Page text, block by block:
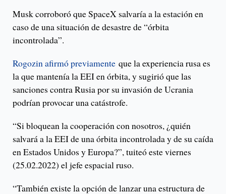
Musk corroboró que SpaceX salvaría a la estación en
caso de una situación de desastre de “órbita
incontrolada”.
Rogozin afirmó previamente que la experiencia rusa es
la que mantenía la EEI en órbita, y sugirió que las
sanciones contra Rusia por su invasión de Ucrania
podrían provocar una catástrofe.
“Si bloquean la cooperación con nosotros, ¿quién
salvará a la EEI de una órbita incontrolada y de su caída
en Estados Unidos y Europa?”, tuiteó este viernes
(25.02.2022) el jefe espacial ruso.
“También existe la opción de lanzar una estructura de